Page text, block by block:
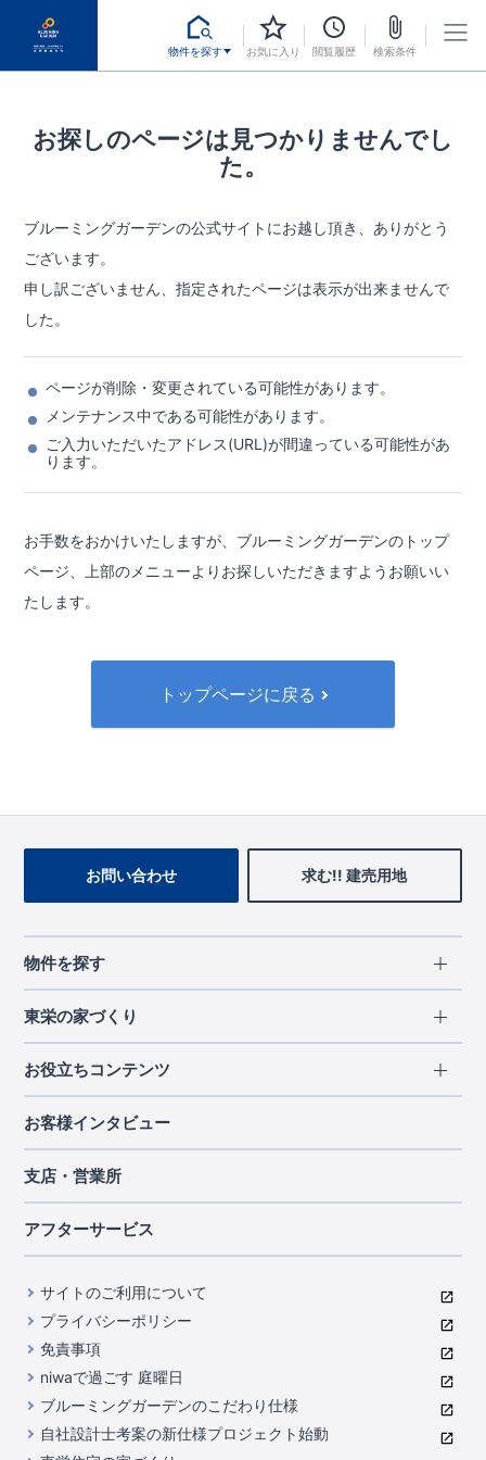
物件を探す お気に入り 閲覧履歴 検索条件
お探しのページは見つかりませんでし
た。
ブルーミングガーデンの公式サイトにお越し頂き、ありがとう
ございます。
申し訳ございません、指定されたページは表示が出来ませんで
した。
ページが削除・変更されている可能性があります。
メンテナンス中である可能性があります。
ご入力いただいたアドレス(URL)が間違っている可能性があ
ります。
お手数をおかけいたしますが、ブルーミングガーデンのトップ
ページ、
上部のメニューよりお探しいただきますようお願いい
たします。
トップページに戻る
お問い合わせ 求む!! 建売用地
物件を探す
エリアから探す
北海道・東北
北海道
宮城県
千葉県
中部
山梨県
静岡県
滋賀県
京都府
中国・四国
岡山県
広島県
九州・沖縄
東栄の家づくり
長期優良住宅
住宅性能評価書
ブルーミングガーデンは地震につよい<建物編>
室内空間を快適に保つ断熱性能
コストパフォーマンスに自信
充実のアフターサポート
第三者評価によるお墨付き
家づくりのプロにも選ばれるブルーミングガーデン
住んでみるとじわじわ伝わる暮らしやすさへのこだわり
お役立ちコンテンツ
ご契約までの道のり
現地見学ガイド
ご紹介制度のご案内
東栄INDEX（用語集）
お客様インタビュー
支店・営業所
アフターサービス
サイトのご利用について
プライバシーポリシー
免責事項
niwaで過ごす 庭曜日
ブルーミングガーデンのこだわり仕様
自社設計士考案の新仕様プロジェクト始動